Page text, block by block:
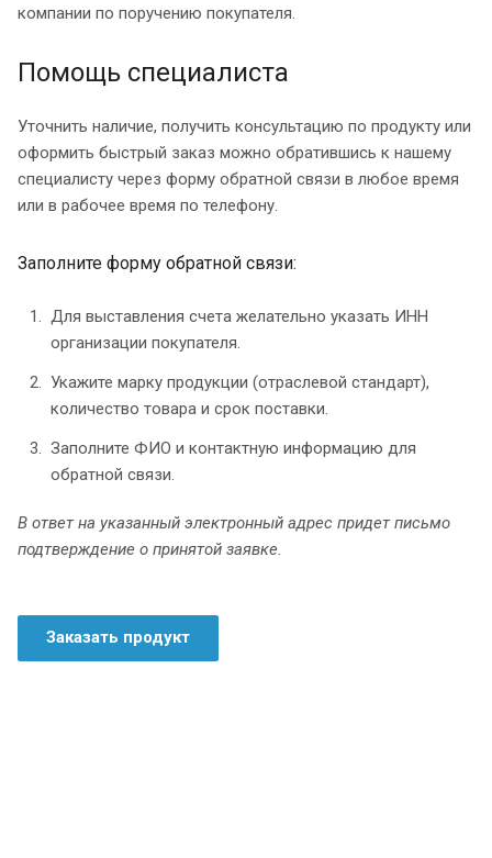
компании по поручению покупателя.
Помощь специалиста
Уточнить наличие, получить консультацию по продукту или
оформить быстрый заказ можно обратившись к нашему
специалисту через форму обратной связи в любое время
или в рабочее время по телефону.
Заполните форму обратной связи:
Для выставления счета желательно указать ИНН
организации покупателя.
Укажите марку продукции (отраслевой стандарт),
количество товара и срок поставки.
Заполните ФИО и контактную информацию для
обратной связи.
В ответ на указанный электронный адрес придет письмо
подтверждение о принятой заявке.
Заказать продукт